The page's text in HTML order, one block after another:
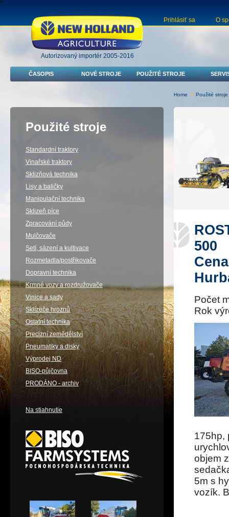
"
Autorizovaný importér 2005-2016
Prihlásiť sa O
ČASOPIS NOVÉ STROJE POUŽITÉ STROJE
Home > Použité stroje
500
Počet
Rok
175hp,
objem
5m s
vozík.
Použité stroje
Standardní traktory
Vinařské traktory
Sklizňová technika
Lisy a baličky
Manipulační technika
Sklizeň píce
Zpracování půdy
Mulčovače
Setí, sázení a kultivace
Rozmetadla/postřikovače
Dopravní technika
Krmné vozy a rozdružovače
Vinice a sady
Sklízeče hroznů
Ostatní technika
Precizní zemědělství
Pneumatiky a disky
Výprodej ND
BISO-půjčovna
PRODÁNO - archiv
Na stiahnutie